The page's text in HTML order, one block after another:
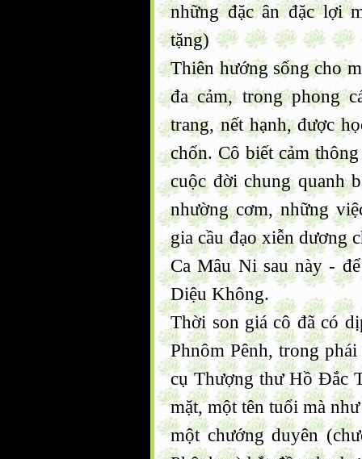
những đặc ân đặc lợi
tặng)
Thiên hướng sống cho
đa cảm, trong phong
trang, nết hạnh, được
chốn. Cô biết cảm
cuộc đời chung quanh
nhường cơm, những
gia cầu đạo xiễn dương
Ca Mâu Ni sau này -
Diệu Không.
Thời son giá cô đã có
Phnôm Pênh, trong
cụ Thượng thư Hồ Đắc
mặt, một tên tuổi mà
một chướng duyên